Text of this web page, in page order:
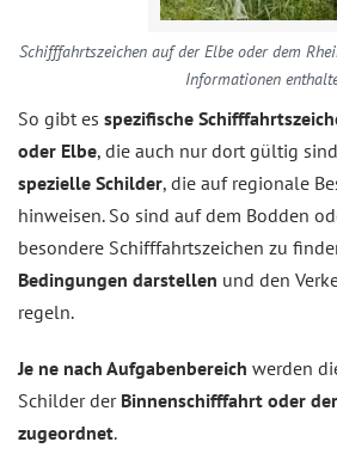
Schifffahrtszeichen auf der Elbe oder dem
Informationen
So gibt es spezifische
oder Elbe, die auch nur dort gültig
spezielle Schilder, die auf regionale
hinweisen. So sind auf dem Bodden
besondere Schifffahrtszeichen zu
Bedingungen darstellen und den
regeln.
Je ne nach Aufgabenbereich werden
Schilder der Binnenschifffahrt oder
zugeordnet.